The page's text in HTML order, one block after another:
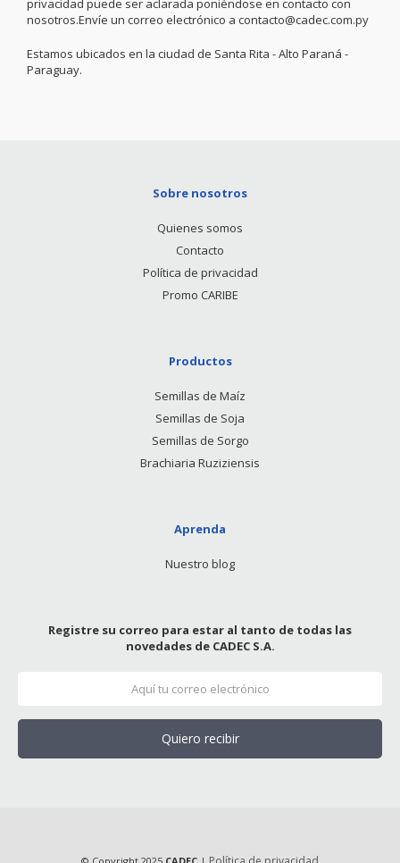
privacidad puede ser aclarada poniéndose en contacto con
nosotros.Envíe un correo electrónico a contacto@cadec.com.py
Estamos ubicados en la ciudad de Santa Rita - Alto Paraná -
Paraguay.
Sobre nosotros
Quienes somos
Contacto
Política de privacidad
Promo CARIBE
Productos
Semillas de Maíz
Semillas de Soja
Semillas de Sorgo
Brachiaria Ruziziensis
Aprenda
Nuestro blog
Registre su correo para estar al tanto de todas las
novedades de CADEC S.A.
Quiero recibir